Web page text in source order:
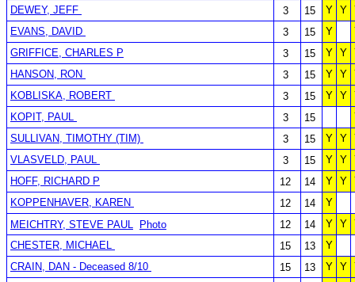
DEWEY, JEFF
3 15 Y Y
EVANS, DAVID
3 15 Y
GRIFFICE, CHARLES P
3 15 Y Y
HANSON, RON
3 15 Y Y
KOBLISKA, ROBERT
3 15 Y Y
KOPIT, PAUL
3 15
SULLIVAN, TIMOTHY (TIM)
3 15 Y Y
VLASVELD, PAUL
3 15 Y Y
HOFF, RICHARD P
12 14 Y Y
KOPPENHAVER, KAREN
12 14
Y
MEICHTRY, STEVE PAUL
Photo 12 14 Y Y
CHESTER, MICHAEL
15 13
Y
CRAIN, DAN - Deceased 8/10
15 13 Y Y